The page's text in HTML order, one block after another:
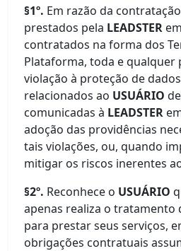
§1º. Em razão da
prestados pela LEADSTER
contratados na forma dos
Plataforma, toda e qualquer
violação à proteção de
relacionados ao USUÁRIO
comunicadas à LEADSTER
adoção das providências
tais violações, ou, quando
mitigar os riscos inerentes
§2º. Reconhece o USUÁRIO
apenas realiza o tratamento
para prestar seus serviços,
obrigações contratuais